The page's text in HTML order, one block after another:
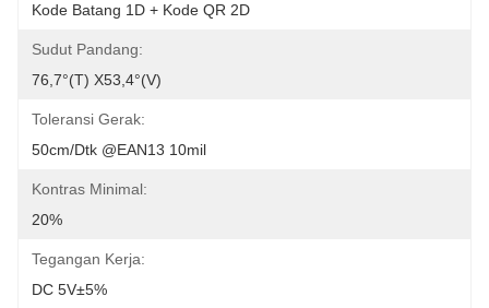
Kode Batang 1D + Kode QR 2D
Sudut Pandang:
76,7°(T) X53,4°(V)
Toleransi Gerak:
50cm/dtk @EAN13 10mil
Kontras Minimal:
20%
Tegangan Kerja:
DC 5V±5%